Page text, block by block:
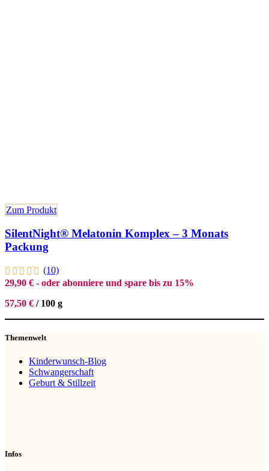
Zum Produkt
SilentNight® Melatonin Komplex – 3 Monats
Packung
(10)
29,90 € - oder abonniere und spare bis zu 15%
57,50 € / 100 g
Themenwelt
Kinderwunsch-Blog
Schwangerschaft
Geburt & Stillzeit
Infos